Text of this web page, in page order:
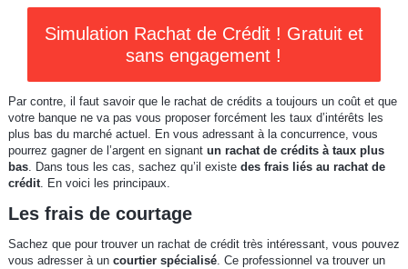
Simulation Rachat de Crédit ! Gratuit et
sans engagement !
Par contre, il faut savoir que le rachat de crédits a toujours un coût et que
votre banque ne va pas vous proposer forcément les taux d’intérêts les
plus bas du marché actuel. En vous adressant à la concurrence, vous
pourrez gagner de l’argent en signant un rachat de crédits à taux plus
bas. Dans tous les cas, sachez qu’il existe des frais liés au rachat de
crédit. En voici les principaux.
Les frais de courtage
Sachez que pour trouver un rachat de crédit très intéressant, vous pouvez
vous adresser à un courtier spécialisé. Ce professionnel va trouver un